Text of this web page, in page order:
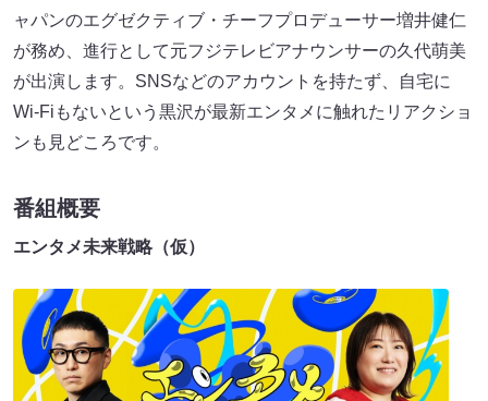
ャパンのエグゼクティブ・チーフプロデューサー増井健仁
が務め、進行として元フジテレビアナウンサーの久代萌美
が出演します。SNSなどのアカウントを持たず、自宅に
Wi-Fiもないという黒沢が最新エンタメに触れたリアクショ
ンも見どころです。
番組概要
エンタメ未来戦略（仮）